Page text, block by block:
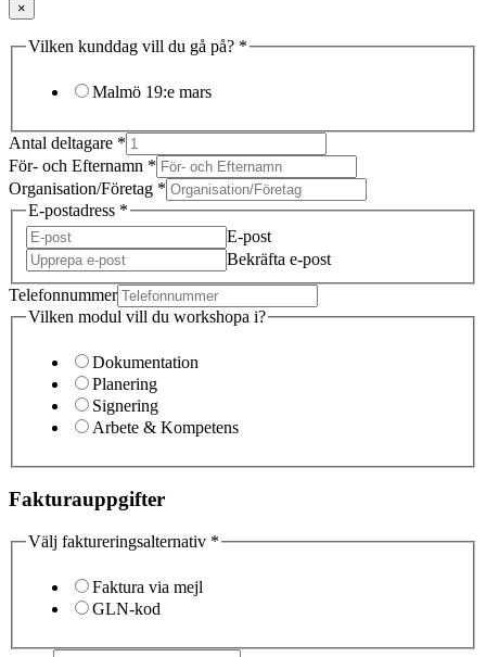
×
Vilken kunddag vill du gå på? *
Malmö 19:e mars
Antal deltagare *
För- och Efternamn *
Organisation/Företag *
E-postadress *
E-post
Bekräfta e-post
Telefonnummer
Vilken modul vill du workshopa i?
Dokumentation
Planering
Signering
Arbete & Kompetens
Fakturauppgifter
Välj faktureringsalternativ *
Faktura via mejl
GLN-kod